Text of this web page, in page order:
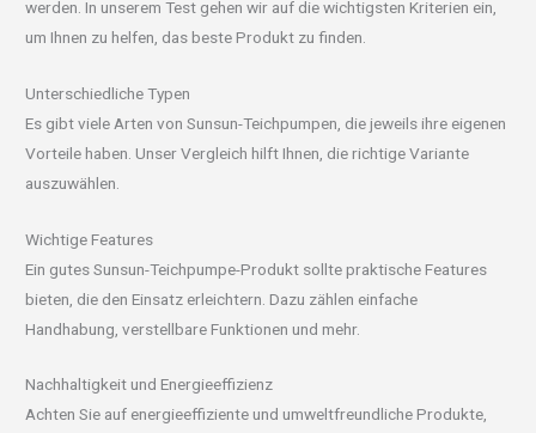
werden. In unserem Test gehen wir auf die wichtigsten Kriterien ein,
um Ihnen zu helfen, das beste Produkt zu finden.
Unterschiedliche Typen
Es gibt viele Arten von Sunsun-Teichpumpen, die jeweils ihre eigenen
Vorteile haben. Unser Vergleich hilft Ihnen, die richtige Variante
auszuwählen.
Wichtige Features
Ein gutes Sunsun-Teichpumpe-Produkt sollte praktische Features
bieten, die den Einsatz erleichtern. Dazu zählen einfache
Handhabung, verstellbare Funktionen und mehr.
Nachhaltigkeit und Energieeffizienz
Achten Sie auf energieeffiziente und umweltfreundliche Produkte,